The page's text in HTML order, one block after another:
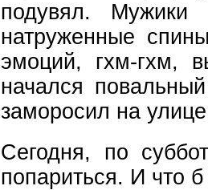
подувял. Мужики
натруженные
эмоций, гхм-гхм,
начался
заморосил на
Сегодня, по
попариться. И что